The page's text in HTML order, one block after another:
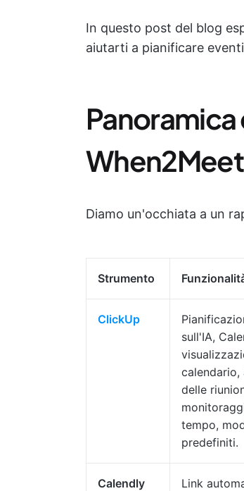
In questo post del blog
aiutarti a pianificare
When2Meet
Diamo un'occhiata a un
Strumento
ClickUp
sull'IA,
calendario,
delle
tempo,
predefiniti.
Calendly
Link